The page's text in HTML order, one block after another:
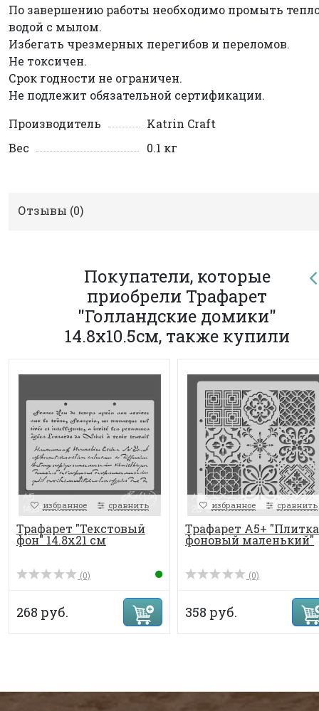
По завершению работы необходимо промыть
водой с мылом.
Избегать чрезмерных перегибов и переломов.
Не токсичен.
Срок годности не ограничен.
Не подлежит обязательной сертификации.
Производитель
Katrin Craft
Вес
0.1 кг
Отзывы (0)
Покупатели, которые
приобрели Трафарет
"Голландские домики"
14.8х10.5см, также купили
избранное сравнить
Трафарет "Текстовый
фон" 14.8х21 см
(0)
268 руб.
избранное сравнить
Трафарет А5+ "Плитка
фоновый маленький"
(0)
358 руб.